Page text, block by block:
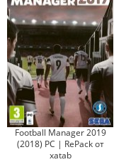
Football Manager 2019
(2018) PC | RePack от
xatab